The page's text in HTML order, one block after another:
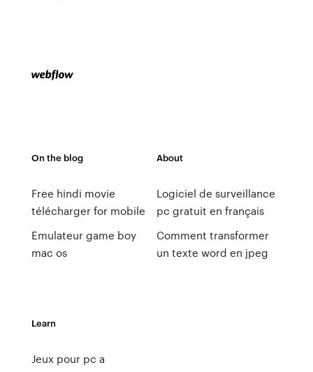
On the blog
Free hindi movie
télécharger for mobile
Emulateur game boy
mac os
About
Logiciel de surveillance
pc gratuit en français
Comment transformer
un texte word en jpeg
Learn
Jeux pour pc a